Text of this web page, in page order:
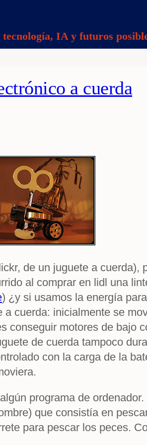
tecnología, IA y futuros
a cuerda
de un juguete a cuerda),
al comprar en lidl una
) ¿y si usamos la energía
cuerda: inicialmente se
conseguir motores de bajo
de cuerda tampoco
con la carga de la
programa de
que consistía en
para pescar los peces.